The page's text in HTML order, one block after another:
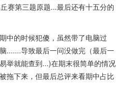
赛第三题原题...最后还有十五分的
的时候犯傻，虽然带了电脑过
.......导致最后一问没做完（最后一
举就能查到...)在期末很简单的情况
拖下来，但最后总评来看期中占比